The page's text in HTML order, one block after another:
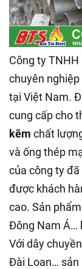
Công ty
chuyên
tại Việt Nam.
cung cấp cho
kẽm chất
và ống thép
của công ty
được khách
cao. Sản
Đông Nam Á…
Với dây
Đài Loan… sản